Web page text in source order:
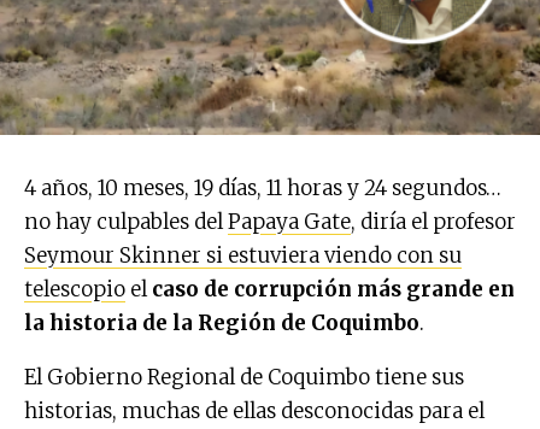
4 años, 10 meses, 19 días, 11 horas y 24 segundos…
no hay culpables delPapaya Gate, diría el profesor
Seymour Skinner si estuviera viendo con su
telescopio elcaso de corrupción más grande en
la historia de la Región de Coquimbo.
El Gobierno Regional de Coquimbo tiene sus
historias, muchas de ellas desconocidas para el